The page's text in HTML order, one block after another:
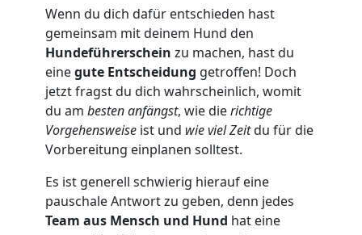
Wenn du dich dafür entschieden hast
gemeinsam mit deinem Hund den
Hundeführerschein zu machen, hast du
einegute Entscheidung getroffen! Doch
jetzt fragst du dich wahrscheinlich, womit
du am besten anfängst, wie dierichtige
Vorgehensweise ist und wie viel Zeitdu für die
Vorbereitung einplanen solltest.
Es ist generell schwierig hierauf eine
pauschale Antwort zu geben, denn jedes
Team aus Mensch und Hund hat eine